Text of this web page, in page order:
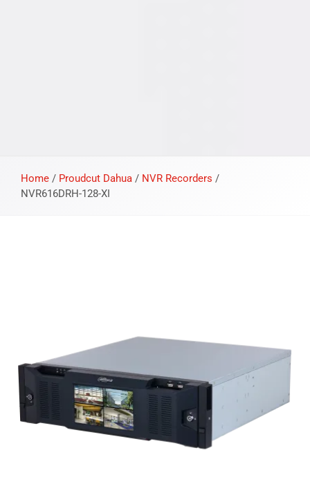
Home / Proudcut Dahua / NVR Recorders /
NVR616DRH-128-XI